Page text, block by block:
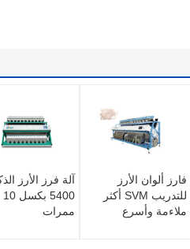
آلة فرز الأرز
5400 بكسل 10
ممرات
فارز ألوان الأرز
للتدريب SVM أكثر
ملاءمة وأسرع